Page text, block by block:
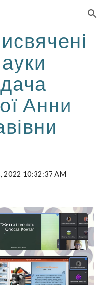
Skip to navigation
Анни
2022 10:32:37 AM